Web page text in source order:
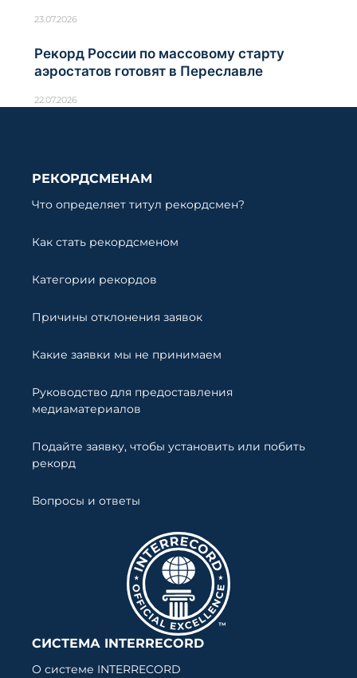
23.07.2026
Рекорд России по массовому старту
аэростатов готовят в Переславле
22.07.2026
РЕКОРДСМЕНАМ
Что определяет титул рекордсмен?
Как стать рекордсменом
Категории рекордов
Причины отклонения заявок
Какие заявки мы не принимаем
Руководство для предоставления
медиаматериалов
Подайте заявку, чтобы установить или побить
рекорд
Вопросы и ответы
СИСТЕМА INTERRECORD
О системе INTERRECORD